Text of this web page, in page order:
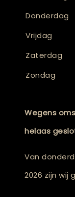
Donderdag
Vrijdag
Zaterdag
Zondag
Wegens
helaas
Van
2026 zijn wij